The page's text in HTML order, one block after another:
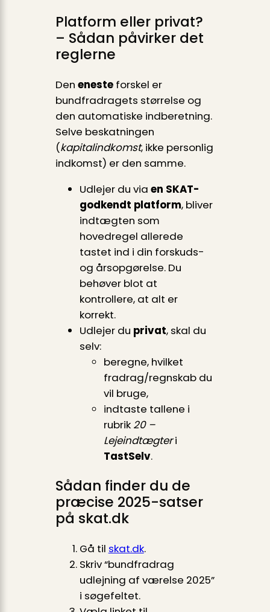
Platform eller privat?
– Sådan påvirker det
reglerne
Den enesteforskel er
bundfradragets størrelse og
den automatiske indberetning.
Selve beskatningen
(kapitalindkomst, ikke personlig
indkomst) er den samme.
Udlejer du via en SKAT-
godkendt platform, bliver
indtægten som
hovedregel allerede
tastet ind i din forskuds-
og årsopgørelse. Du
behøver blot at
kontrollere, at alt er
korrekt.
Udlejer du privat, skal du
selv:
beregne, hvilket
fradrag/regnskab du
vil bruge,
indtaste tallene i
rubrik 20 –
Lejeindtægteri
TastSelv.
Sådan finder du de
præcise 2025-satser
på skat.dk
Gå til skat.dk.
Skriv “bundfradrag
udlejning af værelse 2025”
i søgefeltet.